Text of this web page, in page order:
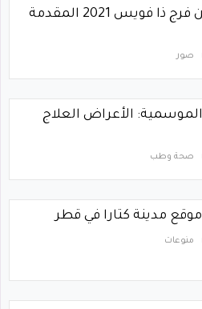
صور ناردين فرج ذا فويس 2021 المقدمة
صور
الموسمية: الأعراض العلاج
صحة وطب
مدينة كتارا في قطر
منوعات